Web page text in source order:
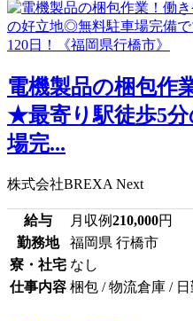
電機製品の梱包作
★最寄り駅徒歩5
場完...
株式会社BREXA Next
給与 月収例210,000円
勤務地
福岡県 行橋市
寮・社宅 なし
仕事内容 梱包 / 物流倉庫 / 日